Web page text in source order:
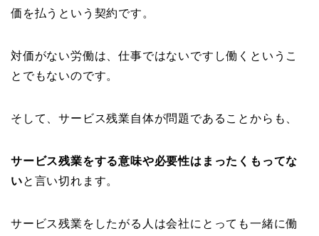
価を払うという契約です。
対価がない労働は、仕事ではないですし働くというこ
とでもないのです。
そして、サービス残業自体が問題であることからも、
サービス残業をする意味や必要性はまったくもってな
いと言い切れます。
サービス残業をしたがる人は会社にとっても一緒に働